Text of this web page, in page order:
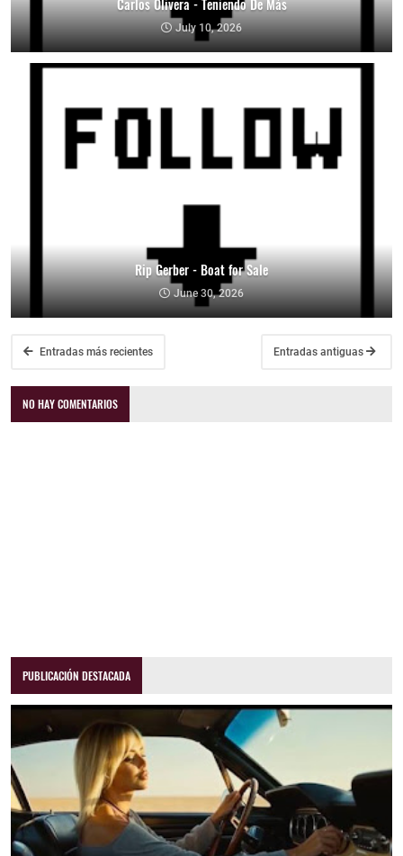
Carlos Olivera - Teniendo De Más
July 10, 2026
Rip Gerber - Boat for Sale
June 30, 2026
Entradas más recientes Entradas antiguas
NO HAY COMENTARIOS
PUBLICACIÓN DESTACADA